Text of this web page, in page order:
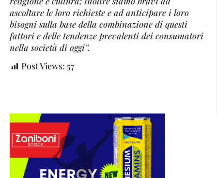
ascoltare le loro richieste e ad anticipare i loro
bisogni sulla base della combinazione di questi
fattori e delle tendenze prevalenti dei consumatori
nella società di oggi”.
Post Views: 57